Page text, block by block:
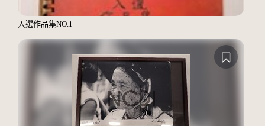
入選作品集NO.1